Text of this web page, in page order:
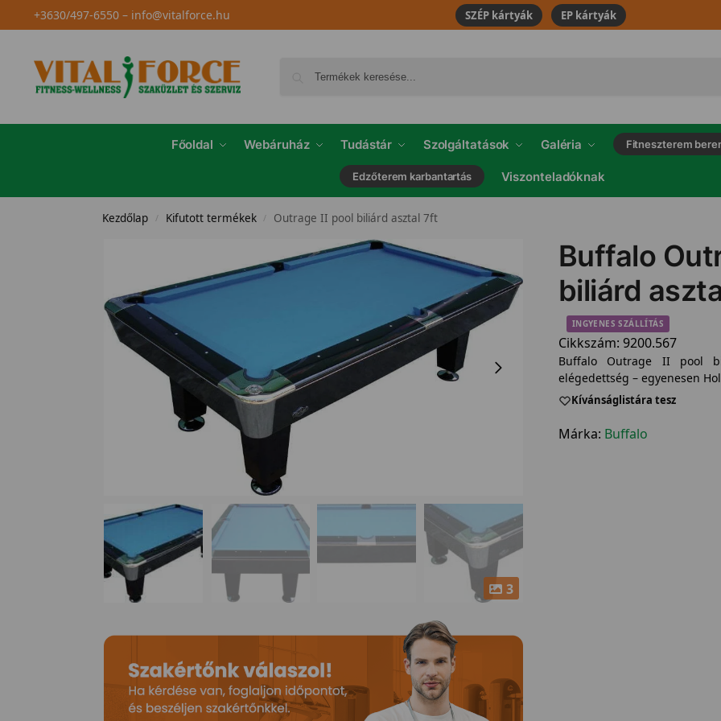
+3630/497-6550– info@vitalforce.hu SZÉP kártyák EP kártyák
Főoldal Webáruház Tudástár Szolgáltatások Galéria Fitneszterem
Edzőterem karbantartás Viszonteladóknak
Kezdőlap / Kifutott termékek / Outrage II pool biliárd asztal 7ft
3
Buffalo
biliárd
INGYENES SZÁLLÍTÁS
Cikkszám: 9200.567
Buffalo Outrage II pool
elégedettség – egyenesen
Kívánságlistára tesz
Márka: Buffalo